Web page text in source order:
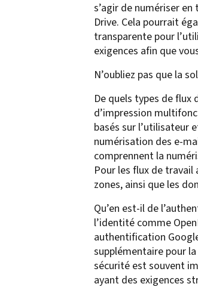
confidentiality
Unauthorized Access
Watermark confidential
VPSX for Siemens
s’agir de numériser
Drive. Cela pourrait
transparente pour
exigences afin que
N’oubliez pas que la
De quels types de flux
d’impression
basés sur l’utilisateur
numérisation des e-
comprennent la
Pour les flux de travail
zones, ainsi que les
Qu’en est-il de
l’identité comme
authentification
supplémentaire pour
sécurité est souvent
ayant des exigences